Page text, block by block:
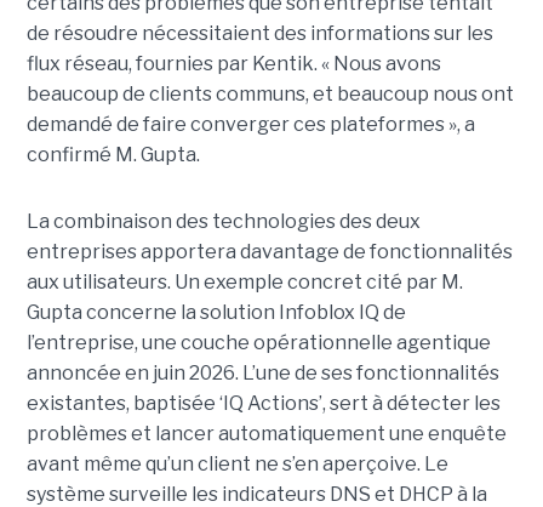
de résoudre nécessitaient des informations sur les
flux réseau, fournies par Kentik. « Nous avons
beaucoup de clients communs, et beaucoup nous ont
demandé de faire converger ces plateformes », a
confirmé M. Gupta.
La combinaison des technologies des deux
entreprises apportera davantage de fonctionnalités
aux utilisateurs. Un exemple concret cité par M.
Gupta concerne la solution Infoblox IQ de
l’entreprise, une couche opérationnelle agentique
annoncée en juin 2026. L’une de ses fonctionnalités
existantes, baptisée ‘IQ Actions’, sert à détecter les
problèmes et lancer automatiquement une enquête
avant même qu’un client ne s’en aperçoive. Le
système surveille les indicateurs DNS et DHCP à la